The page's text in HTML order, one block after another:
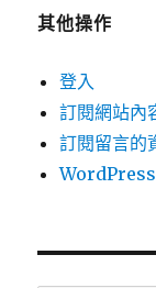
其他操作
登入
訂閱網站內
訂閱留言的